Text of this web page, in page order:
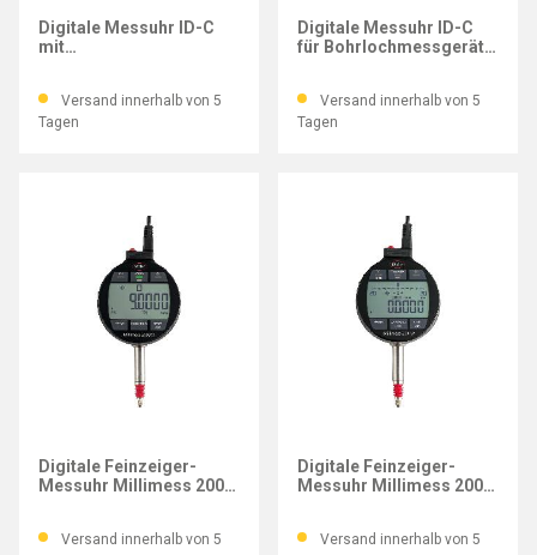
Digitale Messuhr ID-C
mit
Versand innerhalb von 5
Tagen
Digitale Messuhr ID-C
für Bohrlochmessgeräte,
Versand innerhalb von 5
Tagen
Digitale Feinzeiger-
Messuhr Millimess 2000
Versand innerhalb von 5
Digitale Feinzeiger-
Messuhr Millimess 2001
Versand innerhalb von 5